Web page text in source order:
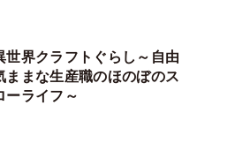
世界クラフトぐらし～自由
ままな生産職のほのぼのス
ーライフ～